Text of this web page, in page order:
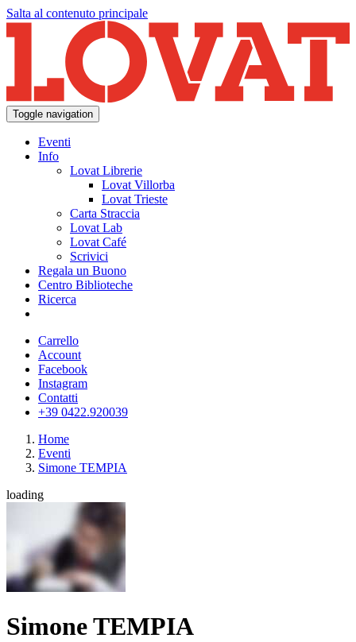
Salta al contenuto principale
Toggle navigation
Eventi
Info
Lovat Librerie
Lovat Villorba
Lovat Trieste
Carta Straccia
Lovat Lab
Lovat Café
Scrivici
Regala un Buono
Centro Biblioteche
Ricerca
Carrello
Account
Facebook
Instagram
Contatti
+39 0422.920039
Home
Eventi
Simone TEMPIA
loading
Simone TEMPIA